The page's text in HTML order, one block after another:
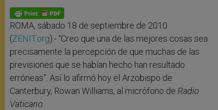
p
p
g
e
r
o
k
ROMA, sábado 18 de septiembre de 2010
(ZENIT.org).- “Creo que una de las mejores cosas sea
precisamente la percepción de que muchas de las
previsiones que se habían hecho han resultado
erróneas”. Así lo afirmó hoy el Arzobispo de
Canterbury, Rowan Williams, al micrófono de Radio
Vaticano.